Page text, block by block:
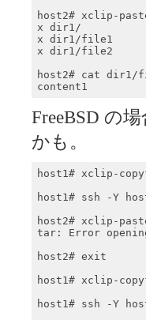
host2# xclip-
x dir1/
x dir1/file1
x dir1/file2
host2# cat dir1/
content1
FreeBSD の
かも。
host1# xclip-
host1# ssh -Y
host2# xclip-
tar: Error
host2# exit
host1# xclip-
host1# ssh -Y